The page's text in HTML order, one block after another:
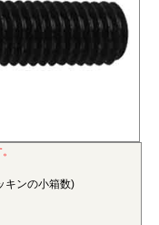
中で長時間使用して
耐薬品性、機械的
優れ、電気・電子
いられています。
、ガラス繊維50%で
チックです。エン
、耐油性や耐熱性
て自動車等輸送機
ンの小箱数)